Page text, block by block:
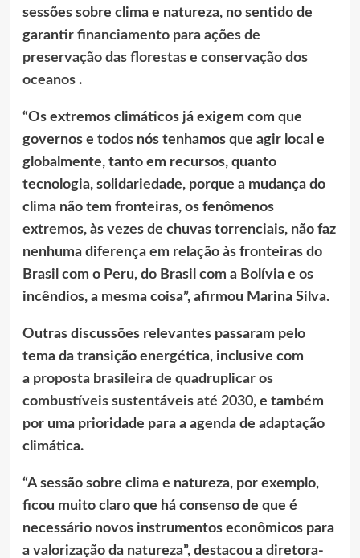
sessões sobre clima e natureza, no sentido de
garantir financiamento para ações de
preservação das florestas e conservação dos
oceanos .
“Os extremos climáticos já exigem com que
governos e todos nós tenhamos que agir local e
globalmente, tanto em recursos, quanto
tecnologia, solidariedade, porque a mudança do
clima não tem fronteiras, os fenômenos
extremos, às vezes de chuvas torrenciais, não faz
nenhuma diferença em relação às fronteiras do
Brasil com o Peru, do Brasil com a Bolívia e os
incêndios, a mesma coisa”, afirmou Marina Silva.
Outras discussões relevantes passaram pelo
tema da transição energética, inclusive com
a proposta brasileira de quadruplicar os
combustíveis sustentáveis até 2030, e também
por uma prioridade para a agenda de adaptação
climática.
“A sessão sobre clima e natureza, por exemplo,
ficou muito claro que há consenso de que é
necessário novos instrumentos econômicos para
a valorização da natureza”, destacou a diretora-